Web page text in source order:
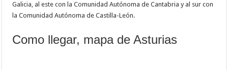
Galicia, al este con la Comunidad Autónoma de Cantabria y al sur con
la Comunidad Autónoma de Castilla-León.
Como llegar, mapa de Asturias